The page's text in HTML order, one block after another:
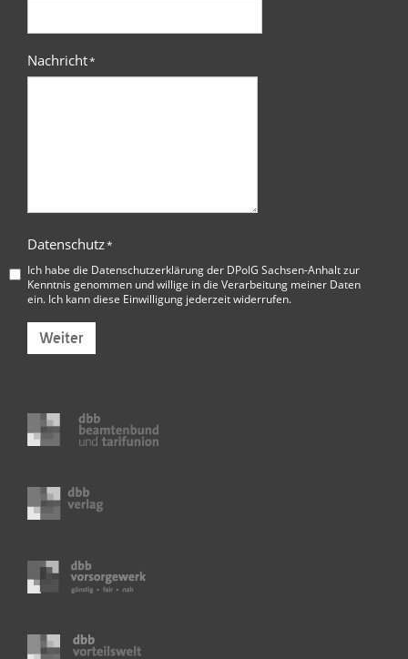
Nachricht*
Datenschutz*
Ich habe die Datenschutzerklärung der DPolG Sachsen-Anhaltzur
Kenntnis genommen und willige in die Verarbeitung meiner Daten
ein. Ich kann diese Einwilligung jederzeit widerrufen.
Weiter